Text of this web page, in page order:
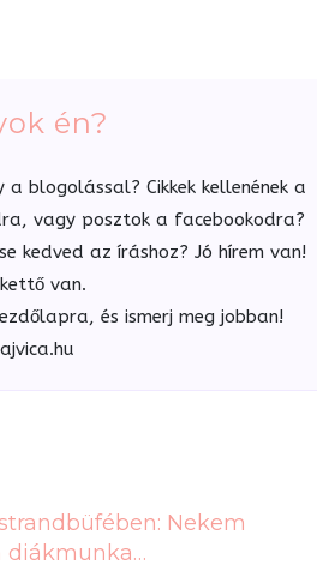
én?
a blogolással? Cikkek kellenének a
vagy posztok a facebookodra?
kedved az íráshoz? Jó hírem van!
van.
és ismerj meg jobban!
Nekem
diákmunka…